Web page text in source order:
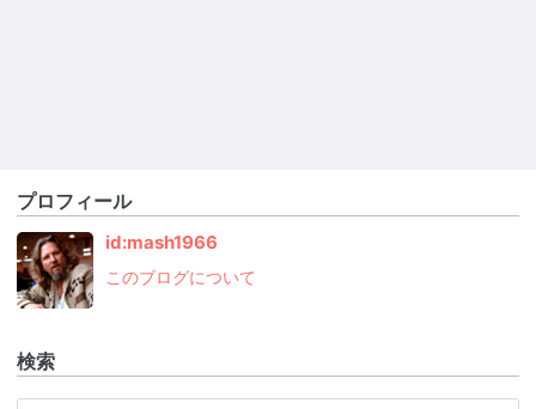
プロフィール
id:mash1966
このブログについて
検索